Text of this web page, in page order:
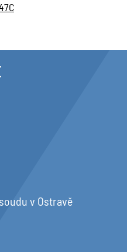
v Ostravě